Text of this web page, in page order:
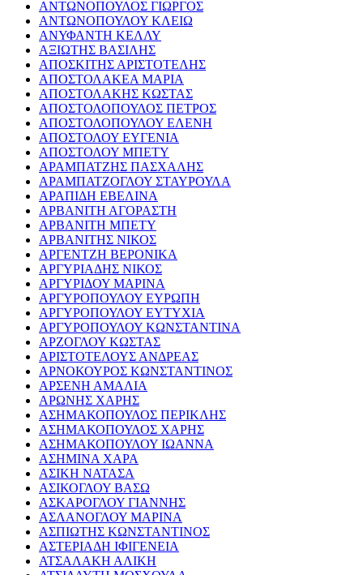
ΑΝΤΩΝΟΠΟΥΛΟΣ ΓΙΩΡΓΟΣ
ΑΝΤΩΝΟΠΟΥΛΟΥ ΚΛΕΙΩ
ΑΝΥΦΑΝΤΗ ΚΕΛΛΥ
ΑΞΙΩΤΗΣ ΒΑΣΙΛΗΣ
ΑΠΟΣΚΙΤΗΣ ΑΡΙΣΤΟΤΕΛΗΣ
ΑΠΟΣΤΟΛΑΚΕΑ ΜΑΡΙΑ
ΑΠΟΣΤΟΛΑΚΗΣ ΚΩΣΤΑΣ
ΑΠΟΣΤΟΛΟΠΟΥΛΟΣ ΠΕΤΡΟΣ
ΑΠΟΣΤΟΛΟΠΟΥΛΟΥ ΕΛΕΝΗ
ΑΠΟΣΤΟΛΟΥ ΕΥΓΕΝΙΑ
ΑΠΟΣΤΟΛΟΥ ΜΠΕΤΥ
ΑΡΑΜΠΑΤΖΗΣ ΠΑΣΧΑΛΗΣ
ΑΡΑΜΠΑΤΖΟΓΛΟΥ ΣΤΑΥΡΟΥΛΑ
ΑΡΑΠΙΔΗ ΕΒΕΛΙΝΑ
ΑΡΒΑΝΙΤΗ ΑΓΟΡΑΣΤΗ
ΑΡΒΑΝΙΤΗ ΜΠΕΤΥ
ΑΡΒΑΝΙΤΗΣ ΝΙΚΟΣ
ΑΡΓΕΝΤΖΗ ΒΕΡΟΝΙΚΑ
ΑΡΓΥΡΙΑΔΗΣ ΝΙΚΟΣ
ΑΡΓΥΡΙΔΟΥ ΜΑΡΙΝΑ
ΑΡΓΥΡΟΠΟΥΛΟΥ ΕΥΡΩΠΗ
ΑΡΓΥΡΟΠΟΥΛΟΥ ΕΥΤΥΧΙΑ
ΑΡΓΥΡΟΠΟΥΛΟΥ ΚΩΝΣΤΑΝΤΙΝΑ
ΑΡΖΟΓΛΟΥ ΚΩΣΤΑΣ
ΑΡΙΣΤΟΤΕΛΟΥΣ ΑΝΔΡΕΑΣ
ΑΡΝΟΚΟΥΡΟΣ ΚΩΝΣΤΑΝΤΙΝΟΣ
ΑΡΣΕΝΗ ΑΜΑΛΙΑ
ΑΡΩΝΗΣ ΧΑΡΗΣ
ΑΣΗΜΑΚΟΠΟΥΛΟΣ ΠΕΡΙΚΛΗΣ
ΑΣΗΜΑΚΟΠΟΥΛΟΣ ΧΑΡΗΣ
ΑΣΗΜΑΚΟΠΟΥΛΟΥ ΙΩΑΝΝΑ
ΑΣΗΜΙΝΑ ΧΑΡΑ
ΑΣΙΚΗ ΝΑΤΑΣΑ
ΑΣΙΚΟΓΛΟΥ ΒΑΣΩ
ΑΣΚΑΡΟΓΛΟΥ ΓΙΑΝΝΗΣ
ΑΣΛΑΝΟΓΛΟΥ ΜΑΡΙΝΑ
ΑΣΠΙΩΤΗΣ ΚΩΝΣΤΑΝΤΙΝΟΣ
ΑΣΤΕΡΙΑΔΗ ΙΦΙΓΕΝΕΙΑ
ΑΤΣΑΛΑΚΗ ΑΛΙΚΗ